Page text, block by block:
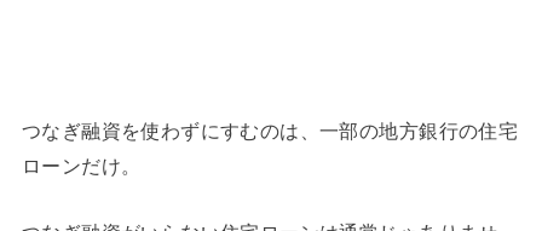
つなぎ融資を使わずにすむのは、一部の地方銀行の住宅
ローンだけ。